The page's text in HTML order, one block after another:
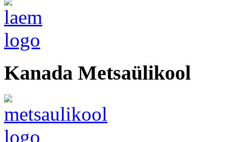
Kanada Metsaülikool